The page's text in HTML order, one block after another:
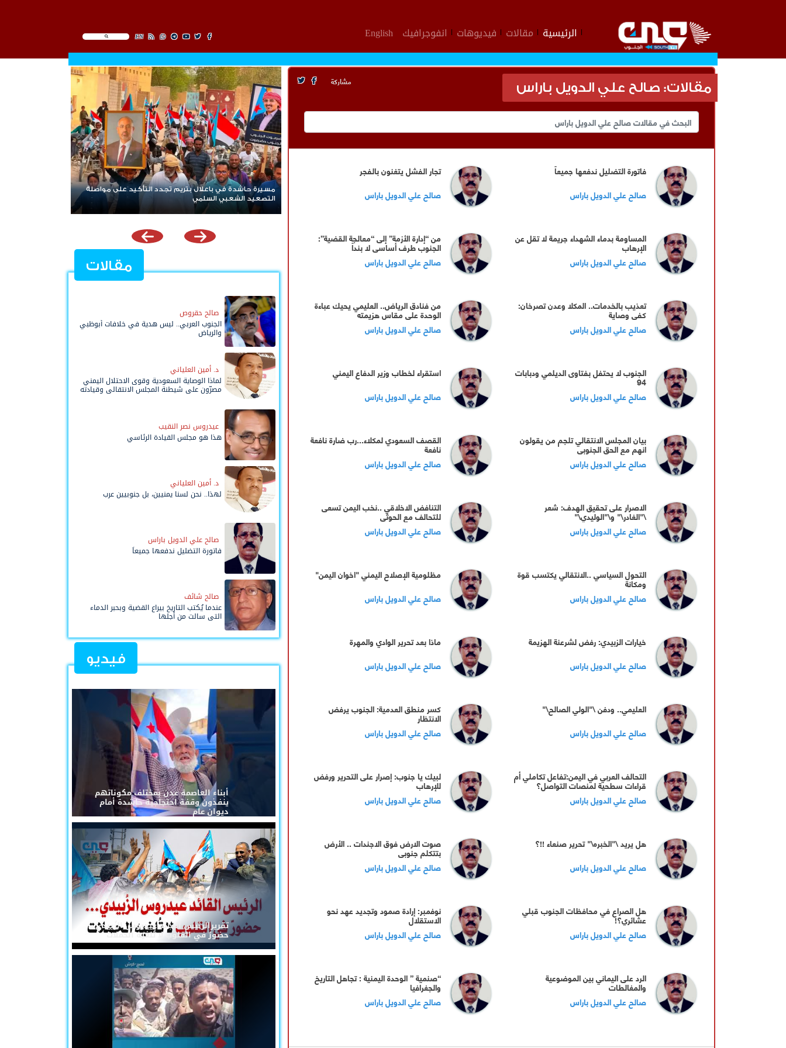
EN الرئيسية مقالات فيديوهات انفوجرافيك English
مقالات: صالح علي الدويل باراس مشاركة
فاتورة التضليل ندفعها جميعاً
صالح علي الدويل باراس
تجار الفشل يتغنون بالفجر
صالح علي الدويل باراس
المساومة بدماء الشهداء جريمة لا تقل عن
الإرهاب
صالح علي الدويل باراس
من “إدارة الأزمة” إلى “معالجة القضية”:
الجنوب طرف أساسي لا بنداً
صالح علي الدويل باراس
تعذيب بالخدمات.. المكلا وعدن تصرخان:
كفى وصاية
صالح علي الدويل باراس
من فنادق الرياض.. العليمي يحيك عباءة
الوحدة على مقاس هزيمته
صالح علي الدويل باراس
الجنوب لا يحتفل بفتاوى الديلمي ودبابات
94
صالح علي الدويل باراس
استقراء لخطاب وزير الدفاع اليمني
صالح علي الدويل باراس
بيان المجلس الانتقالي تلجم من يقولون
انهم مع الحق الجنوبي
صالح علي الدويل باراس
القصف السعودي لمكلاء...رب ضارة نافعة
نافعة
صالح علي الدويل باراس
الاصرار على تحقيق الهدف: شعر
\"الغادر\" و\"الوليدي\"
صالح علي الدويل باراس
التنافض الاخلاقي ..نخب اليمن تسعى
للتحالف مع الحوثي
صالح علي الدويل باراس
التحول السياسي ..الانتقالي يكتسب قوة
ومكانة
صالح علي الدويل باراس
مظلومية الإصلاح اليمني "اخوان اليمن"
صالح علي الدويل باراس
خيارات الزبيدي: رفض لشرعنة الهزيمة
صالح علي الدويل باراس
ماذا بعد تحرير الوادي والمهرة
صالح علي الدويل باراس
العليمي.. ودفن \"الولي الصالح\"
صالح علي الدويل باراس
كسر منطق العدمية: الجنوب يرفض
الانتظار
صالح علي الدويل باراس
التحالف العربي في اليمن:تفاعل تكاملي أم
قراءات سطحية لمنصات التواصل؟
صالح علي الدويل باراس
لبيك يا جنوب: إصرار على التحرير ورفض
للإرهاب
صالح علي الدويل باراس
هل يريد \"الخبره\" تحرير صنعاء !!؟
صالح علي الدويل باراس
صوت الارض فوق الاجندات .. الأرض
بتتكلم جنوبي
صالح علي الدويل باراس
هل الصراع في محافظات الجنوب قبلي
عشائري؟!
صالح علي الدويل باراس
نوفمبر: إرادة صمود وتجديد عهد نحو
الاستقلال
صالح علي الدويل باراس
الرد على اليماني بين الموضوعية
والمغالطات
صالح علي الدويل باراس
“صنمية ” الوحدة اليمنية : تجاهل التاريخ
والجغرافيا
صالح علي الدويل باراس
مسيرة حاشدة في باعلال بتريم تجدد التأكيد على مواصلة
التصعيد الشعبي السلمي
مقالات
صالح حقروص
الجنوب العربي.. ليس هدية في خلافات أبوظبي
والرياض
د. أمين العلياني
لماذا الوصاية السعودية وقوى الاحتلال اليمني
مصرّون على شيطنة المجلس الانتقالي وقيادته
المفوضة وحواضنه الشعبية؟
عيدروس نصر النقيب
هذا هو مجلس القيادة الرئاسي
د. أمين العلياني
لهذا.. نحن لسنا يمنيين، بل جنوبيين عرب
صالح علي الدويل باراس
فاتورة التضليل ندفعها جميعاً
صالح شائف
عندما يُكتب التاريخ بيراع القضية وبحبر الدماء
التي سالت من أجلها
فيديو
أبناء العاصمة عدن بمختلف مكوناتهم
ينفذون وقفة احتجاجية حاشدة أمام
ديوان عام
تقريرالرئيس القائد عيدروس الزُبيدي...
حضورٌ في القلوب لا تُلغيه الحملات